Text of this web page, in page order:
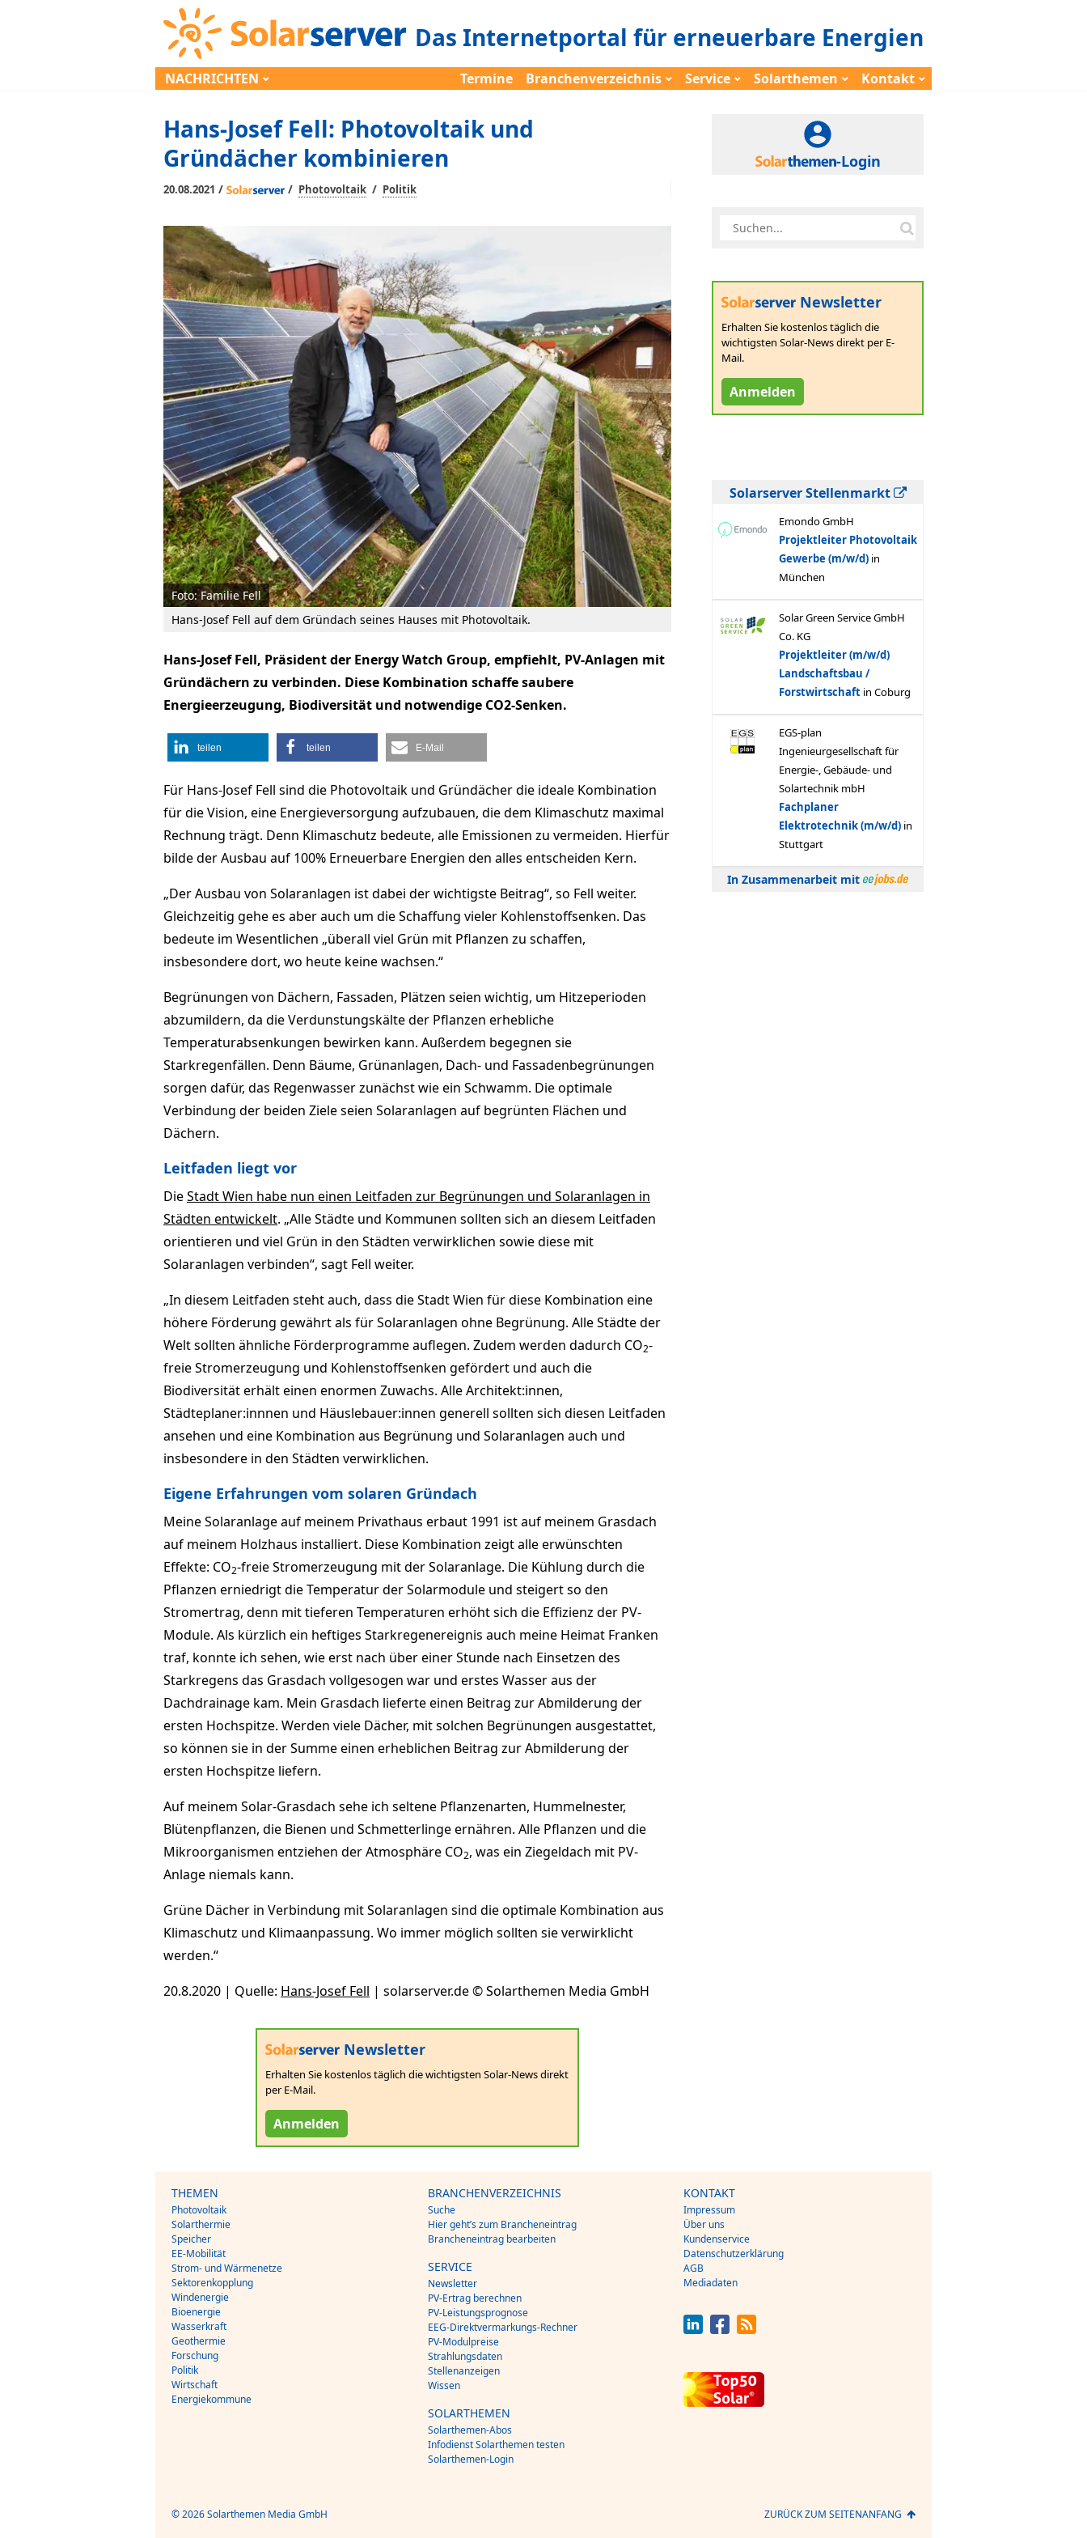
Das Internetportal für erneuerbare Energien
NACHRICHTEN Termine Branchenverzeichnis Service Solarthemen Kontakt
Hans-Josef Fell: Photovoltaik und
Gründächer kombinieren
20.08.2021 / / Photovoltaik / Politik
Foto: Familie Fell
Hans-Josef Fell auf dem Gründach seines Hauses mit Photovoltaik.
Hans-Josef Fell, Präsident der Energy Watch Group, empfiehlt, PV-Anlagen mit
Gründächern zu verbinden. Diese Kombination schaffe saubere
Energieerzeugung, Biodiversität und notwendige CO2-Senken.
teilen teilen E-Mail
Für Hans-Josef Fell sind die Photovoltaik und Gründächer die ideale Kombination
für die Vision, eine Energieversorgung aufzubauen, die dem Klimaschutz maximal
Rechnung trägt. Denn Klimaschutz bedeute, alle Emissionen zu vermeiden. Hierfür
bilde der Ausbau auf 100% Erneuerbare Energien den alles entscheiden Kern.
„Der Ausbau von Solaranlagen ist dabei der wichtigste Beitrag“, so Fell weiter.
Gleichzeitig gehe es aber auch um die Schaffung vieler Kohlenstoffsenken. Das
bedeute im Wesentlichen „überall viel Grün mit Pflanzen zu schaffen,
insbesondere dort, wo heute keine wachsen.“
Begrünungen von Dächern, Fassaden, Plätzen seien wichtig, um Hitzeperioden
abzumildern, da die Verdunstungskälte der Pflanzen erhebliche
Temperaturabsenkungen bewirken kann. Außerdem begegnen sie
Starkregenfällen. Denn Bäume, Grünanlagen, Dach- und Fassadenbegrünungen
sorgen dafür, das Regenwasser zunächst wie ein Schwamm. Die optimale
Verbindung der beiden Ziele seien Solaranlagen auf begrünten Flächen und
Dächern.
Leitfaden liegt vor
DieStadt Wien habe nun einen Leitfaden zur Begrünungen und Solaranlagen in
Städten entwickelt. „Alle Städte und Kommunen sollten sich an diesem Leitfaden
orientieren und viel Grün in den Städten verwirklichen sowie diese mit
Solaranlagen verbinden“, sagt Fell weiter.
„In diesem Leitfaden steht auch, dass die Stadt Wien für diese Kombination eine
höhere Förderung gewährt als für Solaranlagen ohne Begrünung. Alle Städte der
Welt sollten ähnliche Förderprogramme auflegen. Zudem werden dadurch CO2-
freie Stromerzeugung und Kohlenstoffsenken gefördert und auch die
Biodiversität erhält einen enormen Zuwachs. Alle Architekt:innen,
Städteplaner:innnen und Häuslebauer:innen generell sollten sich diesen Leitfaden
ansehen und eine Kombination aus Begrünung und Solaranlagen auch und
insbesondere in den Städten verwirklichen.
Eigene Erfahrungen vom solaren Gründach
Meine Solaranlage auf meinem Privathaus erbaut 1991 ist auf meinem Grasdach
auf meinem Holzhaus installiert. Diese Kombination zeigt alle erwünschten
Effekte: CO2-freie Stromerzeugung mit der Solaranlage. Die Kühlung durch die
Pflanzen erniedrigt die Temperatur der Solarmodule und steigert so den
Stromertrag, denn mit tieferen Temperaturen erhöht sich die Effizienz der PV-
Module. Als kürzlich ein heftiges Starkregenereignis auch meine Heimat Franken
traf, konnte ich sehen, wie erst nach über einer Stunde nach Einsetzen des
Starkregens das Grasdach vollgesogen war und erstes Wasser aus der
Dachdrainage kam. Mein Grasdach lieferte einen Beitrag zur Abmilderung der
ersten Hochspitze. Werden viele Dächer, mit solchen Begrünungen ausgestattet,
so können sie in der Summe einen erheblichen Beitrag zur Abmilderung der
ersten Hochspitze liefern.
Auf meinem Solar-Grasdach sehe ich seltene Pflanzenarten, Hummelnester,
Blütenpflanzen, die Bienen und Schmetterlinge ernähren. Alle Pflanzen und die
Mikroorganismen entziehen der Atmosphäre CO2, was ein Ziegeldach mit PV-
Anlage niemals kann.
Grüne Dächer in Verbindung mit Solaranlagen sind die optimale Kombination aus
Klimaschutz und Klimaanpassung. Wo immer möglich sollten sie verwirklicht
werden.“
20.8.2020 | Quelle: Hans-Josef Fell | solarserver.de © Solarthemen Media GmbH
Newsletter
Erhalten Sie kostenlos täglich die wichtigsten Solar-News direkt
per E-Mail.
Anmelden
-Login
Newsletter
Erhalten Sie kostenlos täglich die
wichtigsten Solar-News direkt per E-
Mail.
Anmelden
Solarserver Stellenmarkt
In Zusammenarbeit mit
THEMEN
Photovoltaik
Solarthermie
Speicher
EE-Mobilität
Strom- und Wärmenetze
Sektorenkopplung
Windenergie
Bioenergie
Wasserkraft
Geothermie
Forschung
Politik
Wirtschaft
Energiekommune
BRANCHENVERZEICHNIS
Suche
Hier geht’s zum Brancheneintrag
Brancheneintrag bearbeiten
SERVICE
Newsletter
PV-Ertrag berechnen
PV-Leistungsprognose
EEG-Direktvermarkungs-Rechner
PV-Modulpreise
Strahlungsdaten
Stellenanzeigen
Wissen
SOLARTHEMEN
Solarthemen-Abos
Infodienst Solarthemen testen
Solarthemen-Login
KONTAKT
Impressum
Über uns
Kundenservice
Datenschutzerklärung
AGB
Mediadaten
© 2026 Solarthemen Media GmbH ZURÜCK ZUM SEITENANFANG